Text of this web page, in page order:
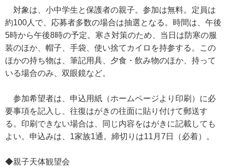
対象は、小中学生と保護者の親子。参加は無料。定員は
約100人で、応募者多数の場合は抽選となる。時間は、午後
5時から午後8時の予定。寒さ対策のため、当日は防寒の服
装のほか、帽子、手袋、使い捨てカイロを持参する。この
ほかの持ち物は、筆記用具、夕食・飲み物のほか、持って
いる場合のみ、双眼鏡など。
参加希望者は、申込用紙（ホームページより印刷）に必
要事項を記入し、往復はがきの往面に貼り付けて郵送す
る。印刷できない場合は、同じ内容をはがきに記載しても
よい。申込みは、1家族1通。締切りは11月7日（必着）。
◆親子天体観望会